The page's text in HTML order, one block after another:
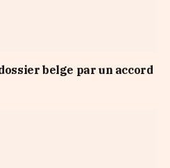
belge par un accord